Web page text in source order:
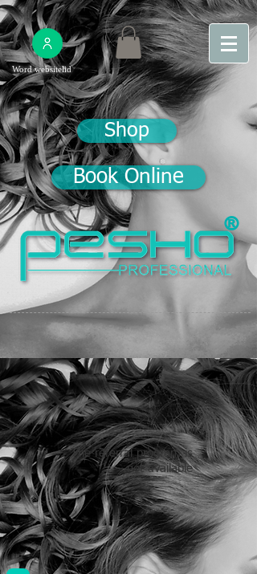
Word websitelid
Shop
Book Online
®
The referral program is
not available.